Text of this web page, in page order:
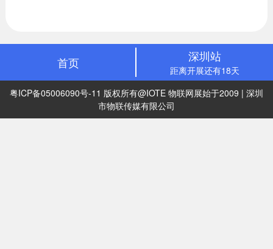
首页 深圳站
距离开展还有18天
粤ICP备05006090号-11 版权所有@IOTE 物联网展始于2009 | 深圳
市物联传媒有限公司